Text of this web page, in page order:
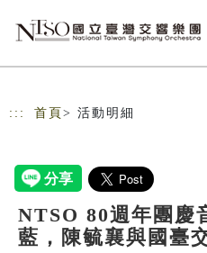
::: 首頁 > 活動明細
NTSO 80週年團
藍，陳毓襄與國臺